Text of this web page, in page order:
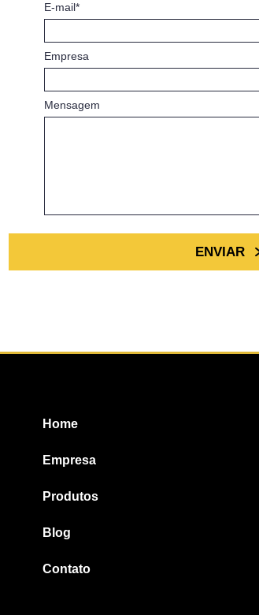
E-mail*
Empresa
Mensagem
Home
Empresa
Produtos
Blog
Contato